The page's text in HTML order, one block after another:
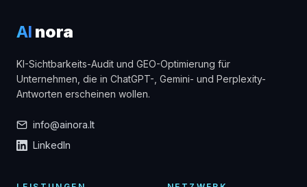
AI nora
KI-Sichtbarkeits-Audit und GEO-Optimierung für
Unternehmen, die in ChatGPT-, Gemini- und Perplexity-
Antworten erscheinen wollen.
info@ainora.lt
LinkedIn